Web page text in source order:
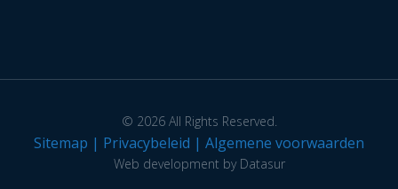
© 2026 All Rights Reserved.
Sitemap | Privacybeleid | Algemene voorwaarden
Web development by Datasur